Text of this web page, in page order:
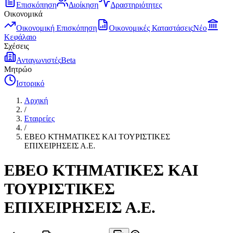
Επισκόπηση
Διοίκηση
Δραστηριότητες
Οικονομικά
Οικονομική Επισκόπηση
Οικονομικές ΚαταστάσειςΝέο
Κεφάλαιο
Σχέσεις
ΑνταγωνιστέςBeta
Μητρώο
Ιστορικό
Αρχική
/
Εταιρείες
/
ΕΒΕΟ ΚΤΗΜΑΤΙΚΕΣ ΚΑΙ ΤΟΥΡΙΣΤΙΚΕΣ
ΕΠΙΧΕΙΡΗΣΕΙΣ Α.Ε.
ΕΒΕΟ ΚΤΗΜΑΤΙΚΕΣ ΚΑΙ
ΤΟΥΡΙΣΤΙΚΕΣ
ΕΠΙΧΕΙΡΗΣΕΙΣ Α.Ε.